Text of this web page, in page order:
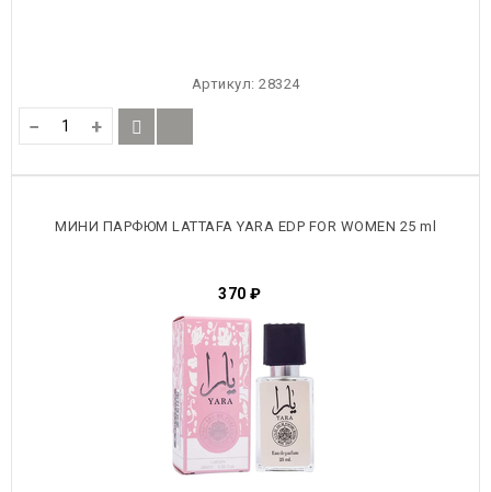
Артикул: 28324
− +
МИНИ ПАРФЮМ LATTAFA YARA EDP FOR WOMEN 25 ml
370 ₽